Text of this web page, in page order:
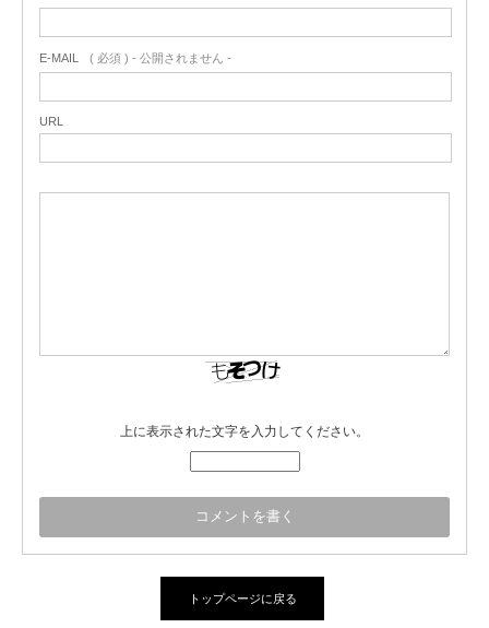
E-MAIL ( 必須 ) - 公開されません -
URL
上に表示された文字を入力してください。
トップページに戻る